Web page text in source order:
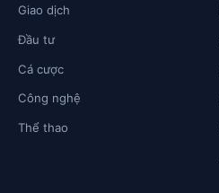
Giao dịch
Đầu tư
Cá cược
Công nghệ
Thể thao